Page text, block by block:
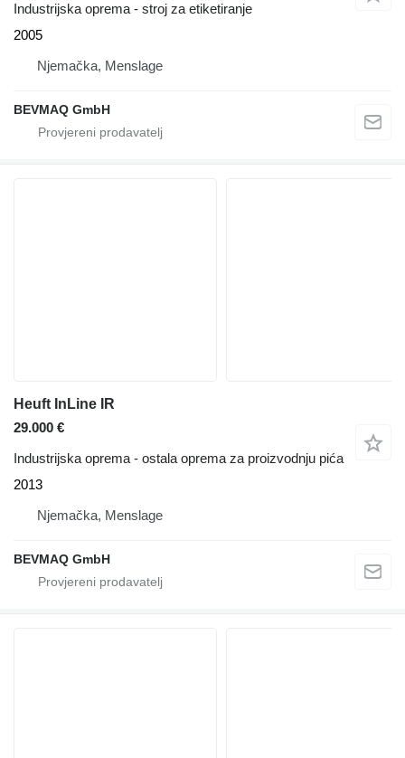
Industrijska oprema - stroj za etiketiranje
2005
Njemačka, Menslage
BEVMAQ GmbH
Heuft InLine IR
29.000 €
Industrijska oprema - ostala oprema za proizvodnju pića
2013
Njemačka, Menslage
BEVMAQ GmbH